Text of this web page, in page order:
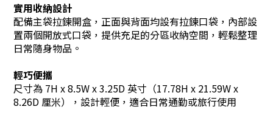
實用收納設計
配備主袋拉鍊開盒，正面與背面均設有拉鍊口袋，內部設
置兩個開放式口袋，提供充足的分區收納空間，輕鬆整理
日常隨身物品。
輕巧便攜
尺寸為 7H x 8.5W x 3.25D 英寸（17.78H x 21.59W x
8.26D 厘米），設計輕便，適合日常通勤或旅行使用